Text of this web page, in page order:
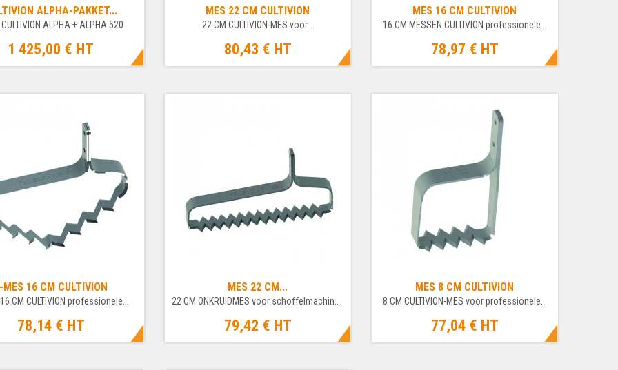
ALPHA-PAKKET...
ALPHA + ALPHA 520
1 425,00 € HT
MES 22 CM CULTIVION
22 CM CULTIVION-MES voor...
80,43 € HT
MES 16 CM CULTIVION
16 CM MESSEN CULTIVION professionele...
78,97 € HT
MES 16 CM CULTIVION
CM CULTIVION professionele...
78,14 € HT
MES 22 CM...
79,42 € HT
MES 8 CM CULTIVION
8 CM CULTIVION-MES voor professionele...
77,04 € HT